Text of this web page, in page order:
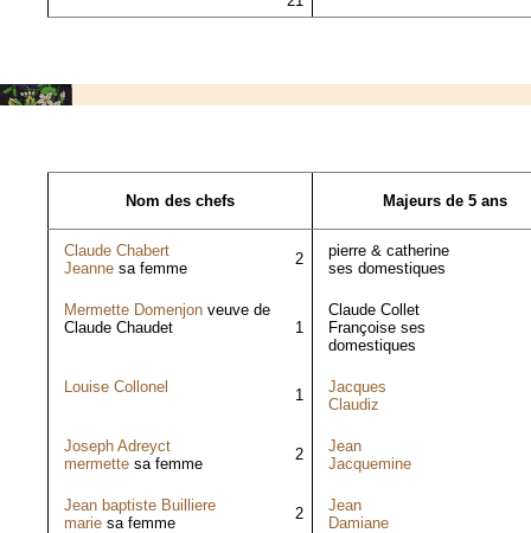
Nom des chefs Majeurs de 5 ans
Claude Chabert
Jeanne sa femme
2
pierre & catherine
ses domestiques
Mermette Domenjon veuve de
Claude Chaudet
1
Claude Collet
Françoise ses
domestiques
Louise Collonel 1
Jacques
Claudiz
Joseph Adreyct
mermette sa femme
2
Jean
Jacquemine
Jean baptiste Builliere
marie sa femme
2
Jean
Damiane